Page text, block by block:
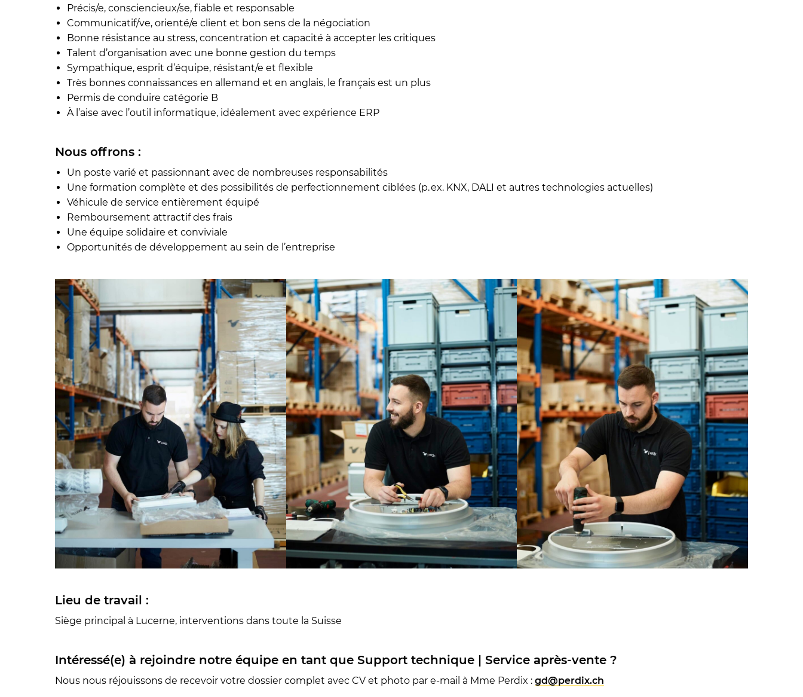
Précis/e, consciencieux/se, fiable et responsable
Communicatif/ve, orienté/e client et bon sens de la négociation
Bonne résistance au stress, concentration et capacité à accepter les critiques
Talent d’organisation avec une bonne gestion du temps
Sympathique, esprit d’équipe, résistant/e et flexible
Très bonnes connaissances en allemand et en anglais, le français est un plus
Permis de conduire catégorie B
À l’aise avec l’outil informatique, idéalement avec expérience ERP
Nous offrons :
Un poste varié et passionnant avec de nombreuses responsabilités
Une formation complète et des possibilités de perfectionnement ciblées (p. ex. KNX, DALI et autres technologies actuelles)
Véhicule de service entièrement équipé
Remboursement attractif des frais
Une équipe solidaire et conviviale
Opportunités de développement au sein de l’entreprise
Lieu de travail :
Siège principal à Lucerne, interventions dans toute la Suisse
Intéressé(e) à rejoindre notre équipe en tant que Support technique | Service après-vente ?
Nous nous réjouissons de recevoir votre dossier complet avec CV et photo par e-mail à Mme Perdix : gd@perdix.ch